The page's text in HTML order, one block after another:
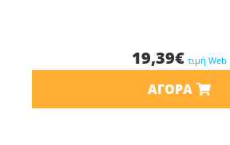
19,39€ τιμή Web
ΑΓΟΡΆ